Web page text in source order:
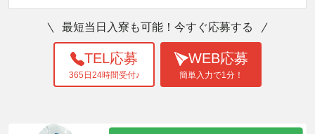
最短当日入寮も可能！今すぐ応募する
WEB応募
簡単入力で1分！
TEL応募
365日24時間受付♪